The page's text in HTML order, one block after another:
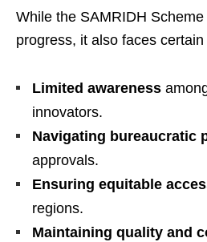
While the SAMRIDH
progress, it also faces
Limited awareness
innovators.
Navigating bureaucratic
approvals.
Ensuring equitable
regions.
Maintaining quality and